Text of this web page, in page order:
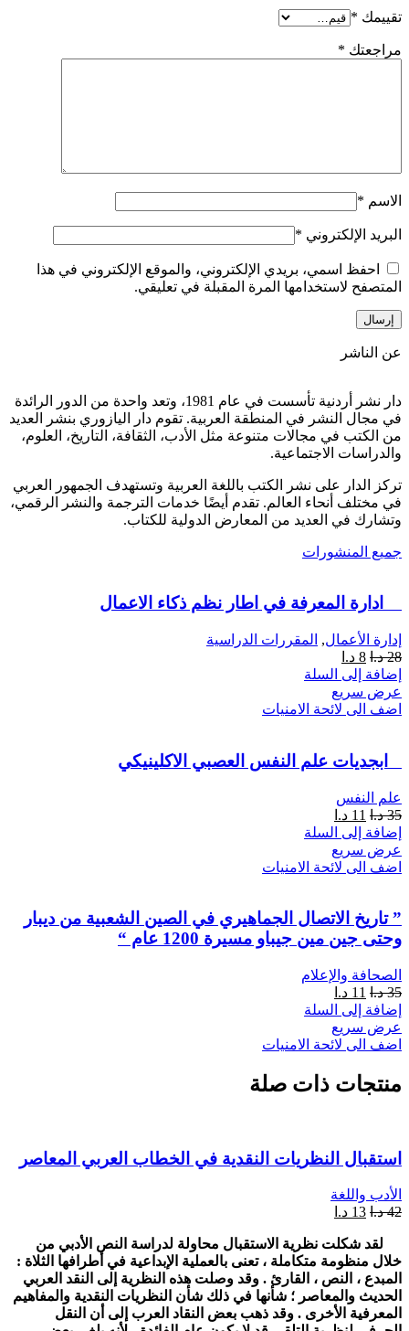
تقييمك *
مراجعتك *
الاسم *
البريد الإلكتروني *
احفظ اسمي، بريدي الإلكتروني، والموقع الإلكتروني في هذا
المتصفح لاستخدامها المرة المقبلة في تعليقي.
عن الناشر
دار نشر أردنية تأسست في عام 1981، وتعد واحدة من الدور الرائدة
في مجال النشر في المنطقة العربية. تقوم دار اليازوري بنشر العديد
من الكتب في مجالات متنوعة مثل الأدب، الثقافة، التاريخ، العلوم،
والدراسات الاجتماعية.
تركز الدار على نشر الكتب باللغة العربية وتستهدف الجمهور العربي
في مختلف أنحاء العالم. تقدم أيضًا خدمات الترجمة والنشر الرقمي،
وتشارك في العديد من المعارض الدولية للكتاب.
جميع المنشورات
ادارة المعرفة في اطار نظم ذكاء الاعمال
إدارة الأعمال, المقررات الدراسية
28 د.ا 8 د.ا
إضافة إلى السلة
عرض سريع
اضف الى لائحة الامنيات
ابجديات علم النفس العصبي الاكلينيكي
علم النفس
35 د.ا 11 د.ا
إضافة إلى السلة
عرض سريع
اضف الى لائحة الامنيات
” تاريخ الاتصال الجماهيري في الصين الشعبية من ديبار
وحتى جين مين جيباو مسيرة 1200 عام “
الصحافة والإعلام
35 د.ا 11 د.ا
إضافة إلى السلة
عرض سريع
اضف الى لائحة الامنيات
منتجات ذات صلة
استقبال النظريات النقدية في الخطاب العربي المعاصر
الأدب واللغة
42 د.ا 13 د.ا
لقد شكلت نظرية الاستقبال محاولة لدراسة النص الأدبي من
خلال منظومة متكاملة ، تعنى بالعملية الإبداعية في أطرافها الثلاة :
المبدع ، النص ، القارئ . وقد وصلت هذه النظرية إلى النقد العربي
الحديث والمعاصر ؛ شأنها في ذلك شأن النظريات النقدية والمفاهيم
المعرفية الأخرى . وقد ذهب بعض النقاد العرب إلى أن النقل